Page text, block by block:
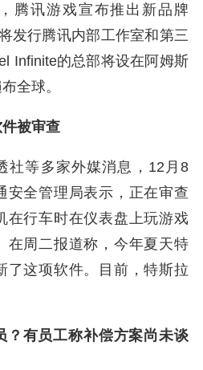
腾讯游戏宣布推出新品牌
发行腾讯内部工作室和第三
Infinite的总部将设在阿姆斯
全球。
被审查
社等多家外媒消息，12月8
安全管理局表示，正在审查
在行车时在仪表盘上玩游戏
在周二报道称，今年夏天特
了这项软件。目前，特斯拉
？有员工称补偿方案尚未谈